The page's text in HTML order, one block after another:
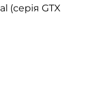
(серія GTX